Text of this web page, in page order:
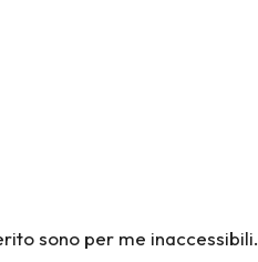
sono per me inaccessibili.